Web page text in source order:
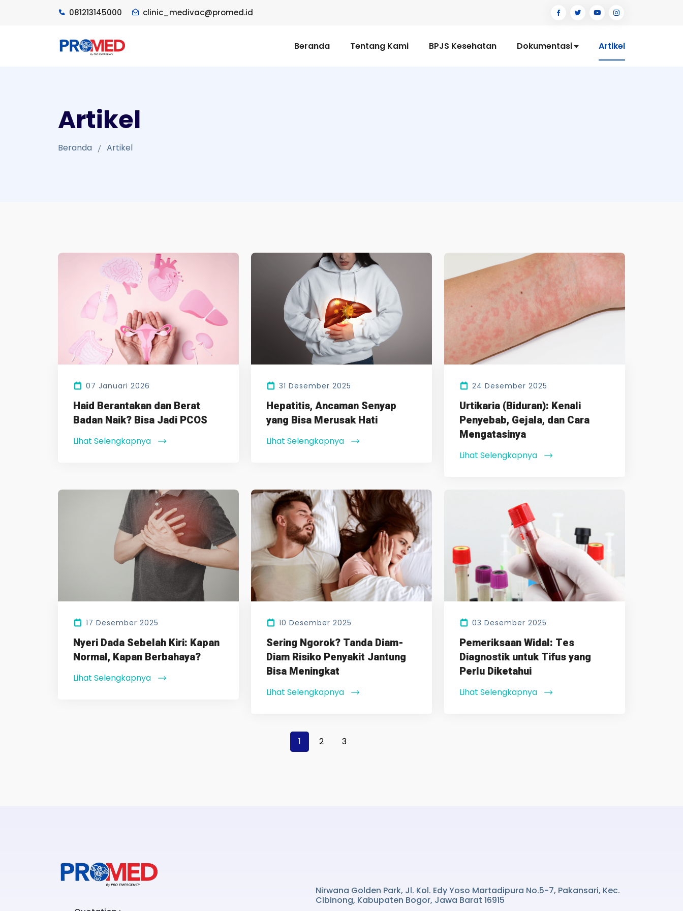
081213145000 clinic_medivac@promed.id
Beranda Tentang Kami BPJS Kesehatan Dokumentasi Artikel
Artikel
Beranda Artikel
07 Januari 2026
Haid Berantakan dan Berat
Badan Naik? Bisa Jadi PCOS
Lihat Selengkapnya
31 Desember 2025
Hepatitis, Ancaman Senyap
yang Bisa Merusak Hati
Lihat Selengkapnya
24 Desember 2025
Urtikaria (Biduran): Kenali
Penyebab, Gejala, dan Cara
Mengatasinya
Lihat Selengkapnya
17 Desember 2025
Nyeri Dada Sebelah Kiri: Kapan
Normal, Kapan Berbahaya?
Lihat Selengkapnya
10 Desember 2025
Sering Ngorok? Tanda Diam-
Diam Risiko Penyakit Jantung
Bisa Meningkat
Lihat Selengkapnya
03 Desember 2025
Pemeriksaan Widal: Tes
Diagnostik untuk Tifus yang
Perlu Diketahui
Lihat Selengkapnya
1 2 3
Nirwana Golden Park, Jl. Kol. Edy Yoso Martadipura No.5-7, Pakansari, Kec.
Cibinong, Kabupaten Bogor, Jawa Barat 16915